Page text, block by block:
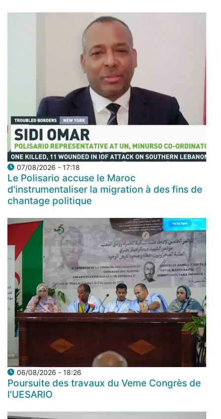
07/08/2026 - 17:18
Le Polisario accuse le Maroc
d'instrumentaliser la migration à des fins de
chantage politique
06/08/2026 - 18:26
Poursuite des travaux du Veme Congrès de
l'UESARIO